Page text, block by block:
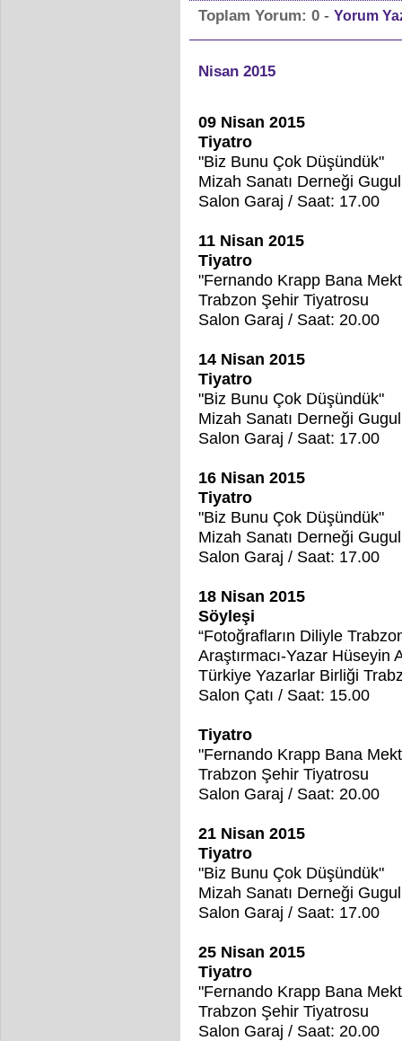
Toplam Yorum: 0- Yorum
Nisan 2015
09 Nisan 2015
Tiyatro
"Biz Bunu Çok Düşündük"
Mizah Sanatı Derneği
Salon Garaj / Saat: 17.00
11 Nisan 2015
Tiyatro
"Fernando Krapp Bana
Trabzon Şehir Tiyatrosu
Salon Garaj / Saat: 20.00
14 Nisan 2015
Tiyatro
"Biz Bunu Çok Düşündük"
Mizah Sanatı Derneği
Salon Garaj / Saat: 17.00
16 Nisan 2015
Tiyatro
"Biz Bunu Çok Düşündük"
Mizah Sanatı Derneği
Salon Garaj / Saat: 17.00
18 Nisan 2015
Söyleşi
“Fotoğrafların Diliyle
Araştırmacı-Yazar Hüseyin
Türkiye Yazarlar Birliği
Salon Çatı / Saat: 15.00
Tiyatro
"Fernando Krapp Bana
Trabzon Şehir Tiyatrosu
Salon Garaj / Saat: 20.00
21 Nisan 2015
Tiyatro
"Biz Bunu Çok Düşündük"
Mizah Sanatı Derneği
Salon Garaj / Saat: 17.00
25 Nisan 2015
Tiyatro
"Fernando Krapp Bana
Trabzon Şehir Tiyatrosu
Salon Garaj / Saat: 20.00